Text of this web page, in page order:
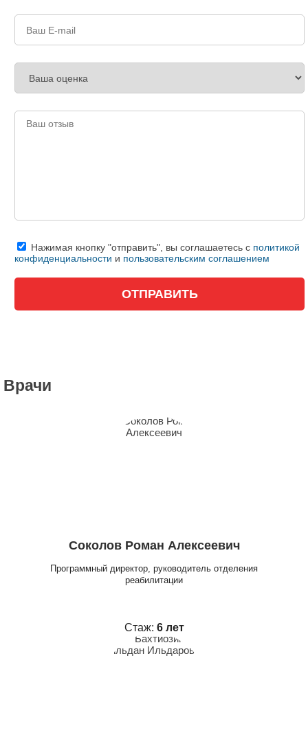
Нажимая кнопку "отправить", вы соглашаетесь с политикой
конфиденциальности и пользовательским соглашением
Врачи
Соколов Роман Алексеевич
Программный директор, руководитель отделения
реабилитации
Стаж: 6 лет